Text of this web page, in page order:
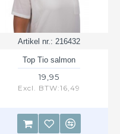
Artikel nr.: 216432
Top Tio salmon
19,95
Excl. BTW:16,49